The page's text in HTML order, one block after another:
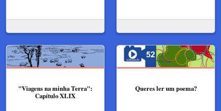
"Viagens na minha Terra":
Capítulo XLIX
Queres ler um poema?